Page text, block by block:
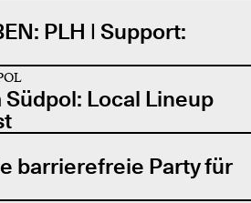
PLH | Support:
Local Lineup
barrierefreie Party für